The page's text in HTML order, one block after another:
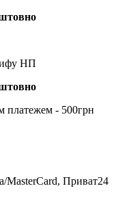
НП
платежем - 500грн
MasterCard, Приват24